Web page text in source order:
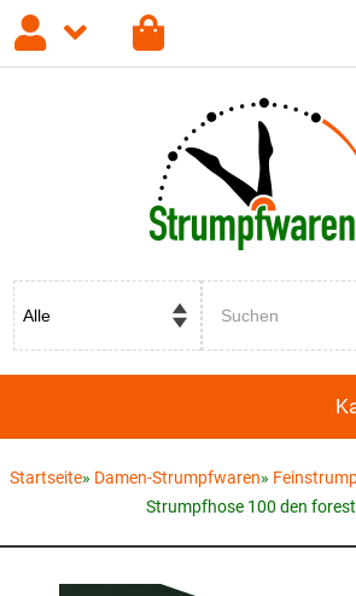
Registrieren
Startseite» Damen-Strumpfwaren»
Strumpfhose 100 den